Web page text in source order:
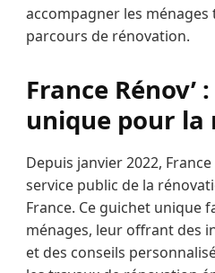
accompagner les
parcours de rénovation.
France Rénov’
unique pour la
Depuis janvier 2022,
service public de la
France. Ce guichet unique
ménages, leur offrant des
et des conseils